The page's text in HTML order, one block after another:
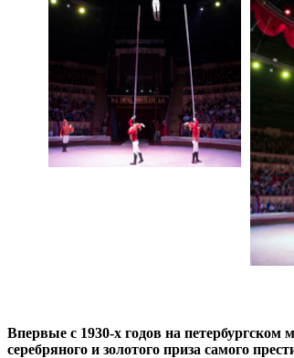
Впервые с 1930-х годов на
серебряного и золотого приза самого